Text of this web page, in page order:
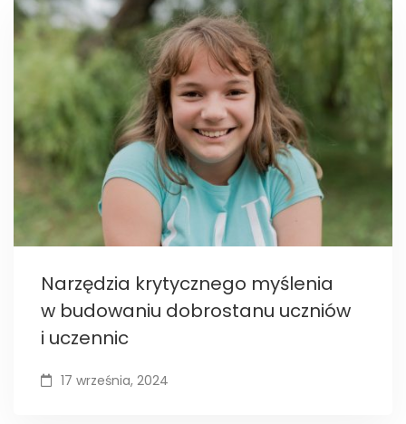
Narzędzia krytycznego myślenia
w budowaniu dobrostanu uczniów
i uczennic
17 września, 2024